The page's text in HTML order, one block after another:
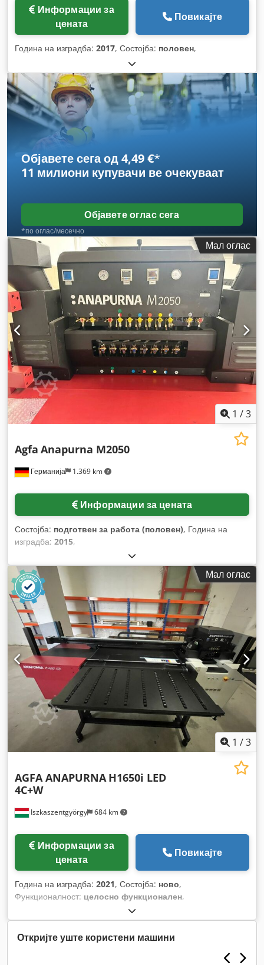
цената
Повикајте
Година на изградба: 2017, Состојба: половен,
Објавете сега од 4,49 €*
11 милиони купувачи ве очекуваат
Објавете оглас сега
*по оглас/месечно
Мал оглас
1 /3
Германија 1.369 km
Agfa Anapurna M2050
Информации за цената
Состојба: подготвен за работа (половен), Година на
изградба: 2015,
Мал оглас
1 /3
Iszkaszentgyörgy 684 km
AGFA ANAPURNA H1650i LED
4C+W
цената
Повикајте
Година на изградба: 2021, Состојба: ново,
Функционалност: целосно функционален,
Откријте уште користени машини